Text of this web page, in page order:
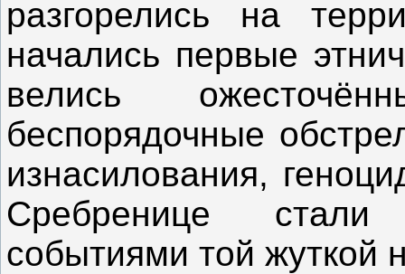
разгорелись на
начались первые
велись
беспорядочные
изнасилования,
Сребренице
событиями той жуткой